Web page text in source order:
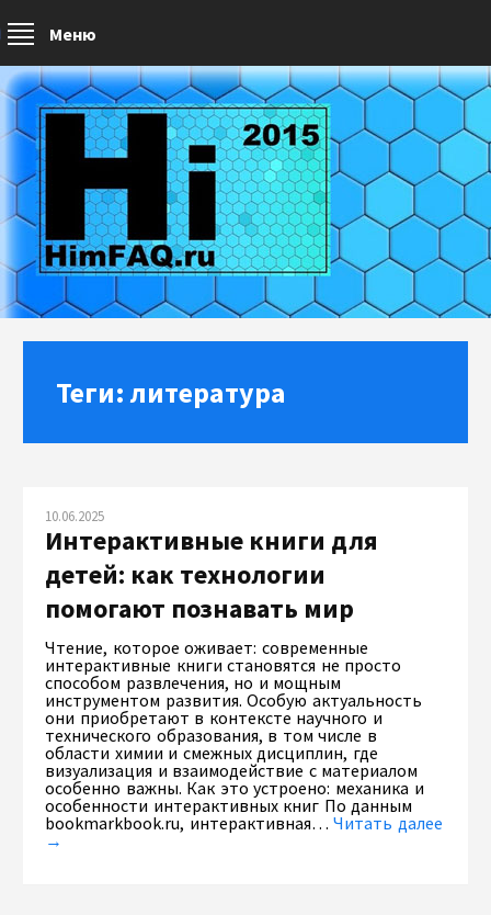
Меню
Теги: литература
10.06.2025
Интерактивные книги для
детей: как технологии
помогают познавать мир
Чтение, которое оживает: современные
интерактивные книги становятся не просто
способом развлечения, но и мощным
инструментом развития. Особую актуальность
они приобретают в контексте научного и
технического образования, в том числе в
области химии и смежных дисциплин, где
визуализация и взаимодействие с материалом
особенно важны. Как это устроено: механика и
особенности интерактивных книг По данным
bookmarkbook.ru, интерактивная…Читать далее
→